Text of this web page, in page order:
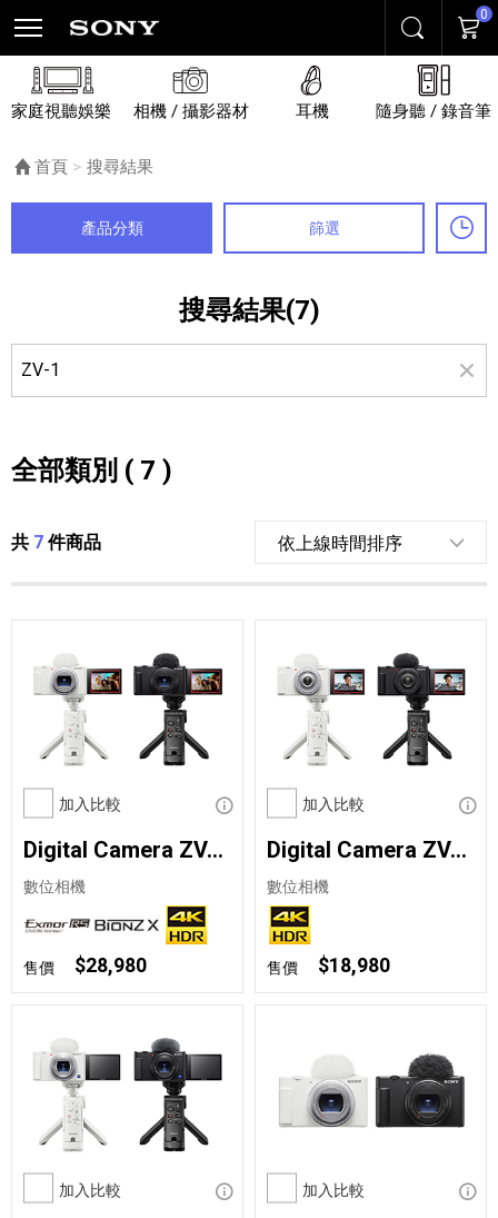
搜尋 購物
0
家庭視聽娛樂 相機 / 攝影器材 耳機 隨身聽 / 錄音筆
首頁 目前頁面：
搜尋結果
產品分類 篩選 最
搜尋結果(7)
全部類別 ( 7 )
共 7 件商品
加入比較 顯示資訊
Digital Camera ZV-1 II 手持握把組合
數位相機
售價 $28,980
加入比較 顯示
Digital Camera ZV-1F 手持握把組合
數位相機
售價 $18,980
加入比較 顯示資訊 加入比較 顯示